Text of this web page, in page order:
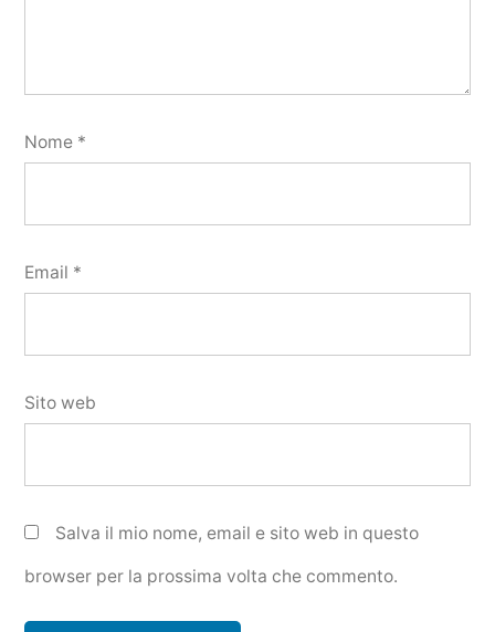
Nome *
Email *
Sito web
Salva il mio nome, email e sito web in questo
browser per la prossima volta che commento.